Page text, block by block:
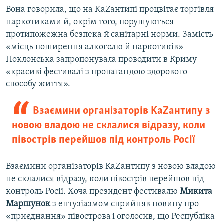
Вона говорила, що на KaZантипі процвітає торгівля
наркотиками й, окрім того, порушуються
протипожежна безпека й санітарні норми. Замість
«місць поширення алкоголю й наркотиків»
Поклонська запропонувала проводити в Криму
«красиві фестивалі з пропагандою здорового
способу життя».
Взаємини організаторів KaZантипу з
новою владою не склалися відразу, коли
півострів перейшов під контроль Росії
Взаємини організаторів KaZантипу з новою владою
не склалися відразу, коли півострів перейшов під
контроль Росії. Хоча президент фестивалю Микита
Маршунокз ентузіазмом сприйняв новину про
«приєднання» півострова і оголосив, що Республіка